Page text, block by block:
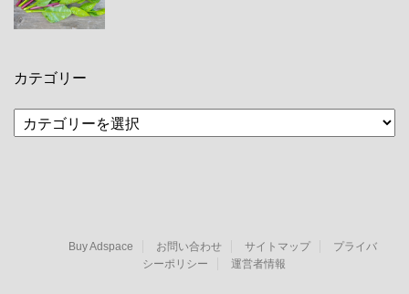
カテゴリー
テ
Buy Adspace お問い合わせ サイトマップ
プライバ
シーポリシー
運営者情報